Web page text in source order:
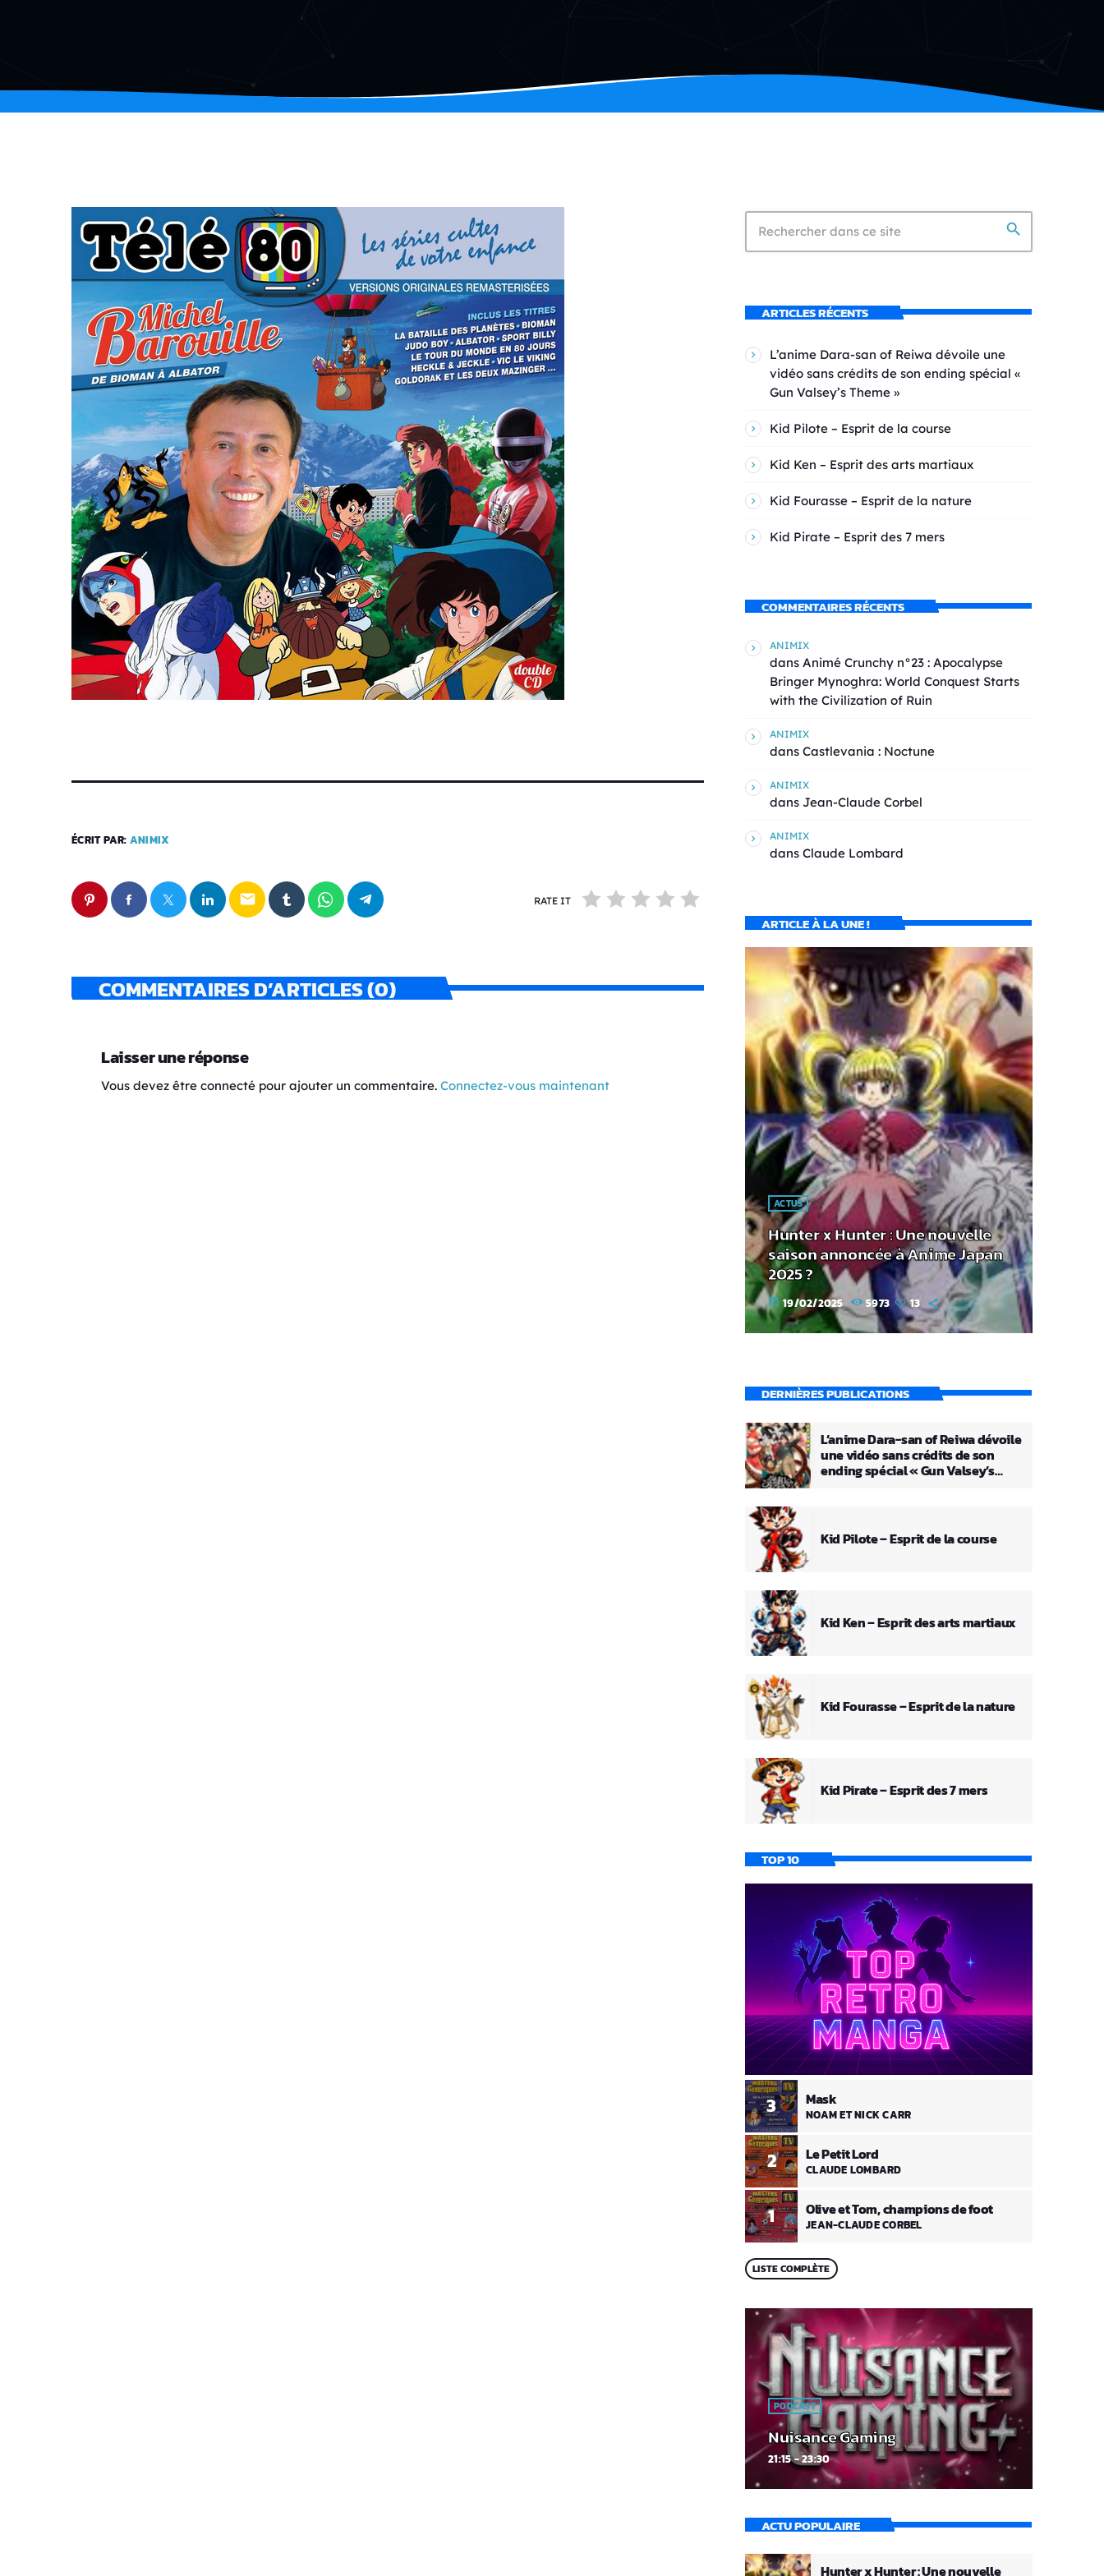
ÉCRIT PAR: ANIMIX
email RATE IT
COMMENTAIRES D’ARTICLES (0)
Laisser une réponse
Vous devez être connecté pour ajouter un commentaire. Connectez-vous maintenant
search
ARTICLES RÉCENTS
L’anime Dara-san of Reiwa dévoile une
vidéo sans crédits de son ending spécial «
Gun Valsey’s Theme »
Kid Pilote – Esprit de la course
Kid Ken – Esprit des arts martiaux
Kid Fourasse – Esprit de la nature
Kid Pirate – Esprit des 7 mers
COMMENTAIRES RÉCENTS
ANIMIX
dans Animé Crunchy n°23 : Apocalypse
Bringer Mynoghra: World Conquest Starts
with the Civilization of Ruin
ANIMIX
dans Castlevania : Noctune
ANIMIX
dans Jean-Claude Corbel
ANIMIX
dans Claude Lombard
ARTICLE À LA UNE !
ACTUS
Hunter x Hunter : Une nouvelle
saison annoncée à Anime Japan
2025 ?
today 19/02/2025 5973 13
DERNIÈRES PUBLICATIONS
L’anime Dara-san of Reiwa dévoile
une vidéo sans crédits de son
ending spécial « Gun Valsey’s
Kid Pilote – Esprit de la course
Kid Ken – Esprit des arts martiaux
Kid Fourasse – Esprit de la nature
Kid Pirate – Esprit des 7 mers
TOP 10
1 Olive et Tom, champions de foot
JEAN-CLAUDE CORBEL
2 Le Petit Lord
CLAUDE LOMBARD
3 Mask
NOAM ET NICK CARR
LISTE COMPLÈTE
PODCAST
Nuisance Gaming
21:15 - 23:30
ACTU POPULAIRE
Hunter x Hunter : Une nouvelle